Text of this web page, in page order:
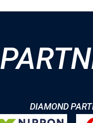
DIAMOND